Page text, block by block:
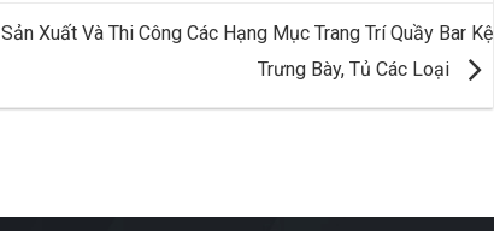
Sản Xuất Và Thi Công Các Hạng Mục Trang Trí Quầy Bar Kệ
Trưng Bày, Tủ Các Loại